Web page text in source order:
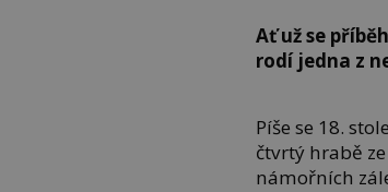
Ať už se
rodí jedna z
Píše se 18.
čtvrtý hrabě
námořních